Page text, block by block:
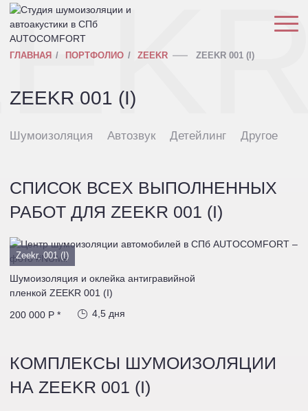
ГЛАВНАЯ ПОРТФОЛИО ZEEKR ZEEKR 001 (I)
ZEEKR 001 (I)
Шумоизоляция Автозвук Детейлинг Другое
СПИСОК ВСЕХ ВЫПОЛНЕННЫХ
РАБОТ ДЛЯ ZEEKR 001 (I)
Zeekr, 001 (I)
Шумоизоляция и оклейка антигравийной
пленкой ZEEKR 001 (I)
200 000 P *
4,5 дня
КОМПЛЕКСЫ ШУМОИЗОЛЯЦИИ
НА ZEEKR 001 (I)